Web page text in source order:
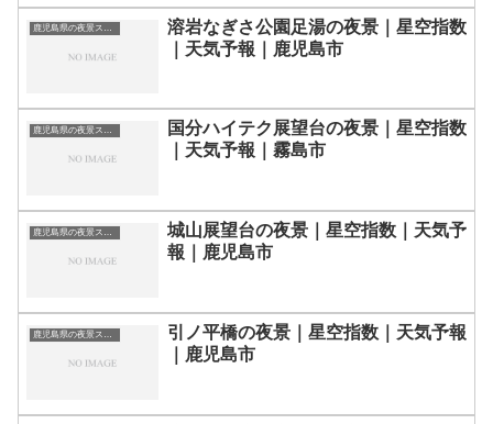
鹿児島県の夜景スポット一覧
溶岩なぎさ公園足湯の夜景｜星空指数
｜天気予報｜鹿児島市
鹿児島県の夜景スポット一覧
国分ハイテク展望台の夜景｜星空指数
｜天気予報｜霧島市
鹿児島県の夜景スポット一覧
城山展望台の夜景｜星空指数｜天気予
報｜鹿児島市
鹿児島県の夜景スポット一覧
引ノ平橋の夜景｜星空指数｜天気予報
｜鹿児島市